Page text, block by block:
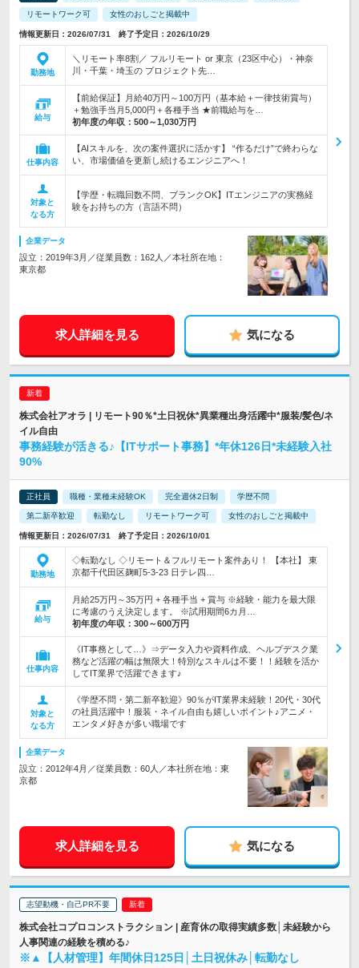
リモートワーク可 女性のおしごと掲載中
情報更新日：2026/07/31 終了予定日：2026/10/29
勤務地
＼リモート率8割／ フルリモート or 東京（23区中心）・神奈
川・千葉・埼玉の プロジェクト先…
給与
【前給保証】月給40万円～100万円（基本給＋一律技術賞与）
＋勉強手当月5,000円＋各種手当 ★前職給与を…
初年度の年収： 500～1,030万円
仕事内容
【AIスキルを、次の案件選択に活かす】 “作るだけ”で終わらな
い、市場価値を更新し続けるエンジニアへ！
対象と
なる方
【学歴・転職回数不問、ブランクOK】ITエンジニアの実務経
験をお持ちの方（言語不問）
企業データ
設立：2019年3月／従業員数：162人／本社所在地：
東京都
求人詳細を見る 気になる
株式会社アオラ | リモート90％*土日祝休*異業種出身活躍中*服装/髪色/ネ
イル自由
事務経験が活きる♪【ITサポート事務】*年休126日*未経験入社
90%
正社員 職種・業種未経験OK 完全週休2日制 学歴不問
第二新卒歓迎 転勤なし リモートワーク可 女性のおしごと掲載中
情報更新日：2026/07/31 終了予定日：2026/10/01
勤務地
◇転勤なし ◇リモート＆フルリモート案件あり！ 【本社】 東
京都千代田区麹町5-3-23 日テレ四…
給与
月給25万円～35万円 + 各種手当 + 賞与 ※経験・能力を最大限
に考慮のうえ決定します。 ※試用期間6カ月…
初年度の年収： 300～600万円
仕事内容
《IT事務として…》⇒データ入力や資料作成、ヘルプデスク業
務など活躍の幅は無限大！特別なスキルは不要！！経験を活か
してIT業界で活躍できます♪
対象と
なる方
《学歴不問・第二新卒歓迎》90％がIT業界未経験！20代・30代
の社員活躍中！服装・ネイル自由も嬉しいポイント♪アニメ・
エンタメ好きが多い職場です
企業データ
設立：2012年4月／従業員数：60人／本社所在地：東
京都
求人詳細を見る 気になる
志望動機・自己PR不要
株式会社コプロコンストラクション | 産育休の取得実績多数│未経験から
人事関連の経験を積める♪
※▲【人材管理】年間休日125日│土日祝休み│転勤なし